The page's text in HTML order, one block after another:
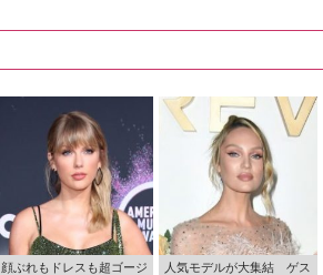
顔ぶれもドレスも超ゴージ
人気モデルが大集結 ゲス